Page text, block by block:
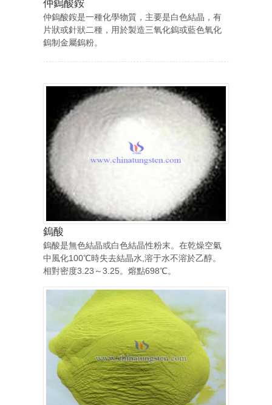
仲鎢酸銨
仲鎢酸銨是一種化學物質，主要是白色結晶，有
片狀或針狀二種，用於製造三氧化鎢或藍色氧化
鎢制金屬鎢粉。
鎢酸
鎢酸是無色結晶或白色結晶性粉末。在乾燥空氣
中風化100℃時失去結晶水,溶于水不溶於乙醇。
相對密度3.23～3.25。熔點698℃。